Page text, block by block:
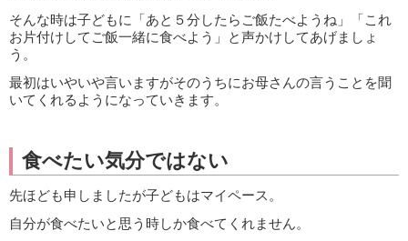
そんな時は子どもに「あと５分したらご飯たべようね」「これ
お片付けしてご飯一緒に食べよう」と声かけしてあげましょ
う。
最初はいやいや言いますがそのうちにお母さんの言うことを聞
いてくれるようになっていきます。
食べたい気分ではない
先ほども申しましたが子どもはマイペース。
自分が食べたいと思う時しか食べてくれません。